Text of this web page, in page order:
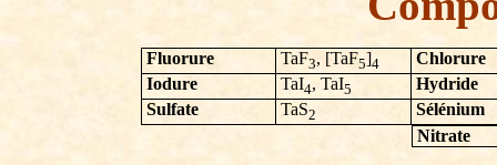
Fluorure TaF3, [TaF5]4
Chlorure
Iodure
TaI4, TaI5
Hydride
Sulfate
TaS2
Sélénium
Nitrate